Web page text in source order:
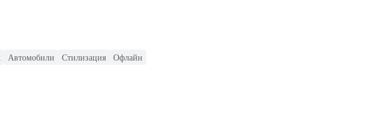
что делает игровой опыт еще
Автомобили Стилизация Офлайн